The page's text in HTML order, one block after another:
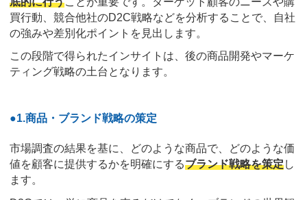
買行動、競合他社のD2C戦略などを分析することで、自社
の強みや差別化ポイントを見出します。
この段階で得られたインサイトは、後の商品開発やマーケ
ティング戦略の土台となります。
●1.商品・ブランド戦略の策定
市場調査の結果を基に、どのような商品で、どのような価
値を顧客に提供するかを明確にするブランド戦略を策定し
ます。